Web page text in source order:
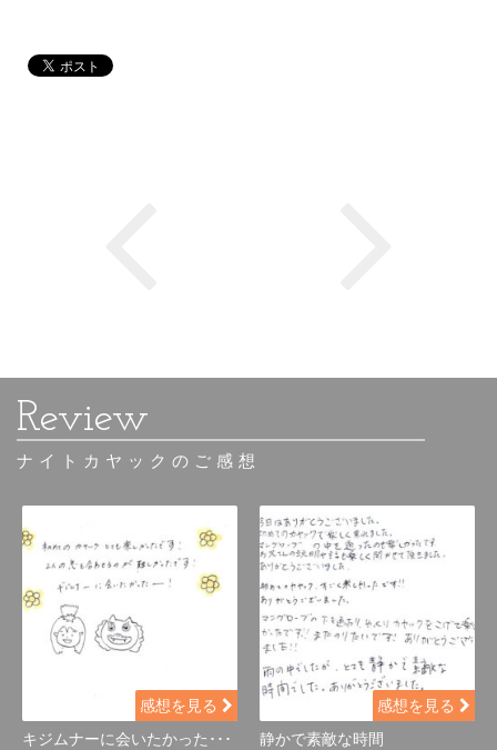
ナイトカヤックのご感想
感想を見る
キジムナーに会いたかった･･･
感想を見る
静かで素敵な時間